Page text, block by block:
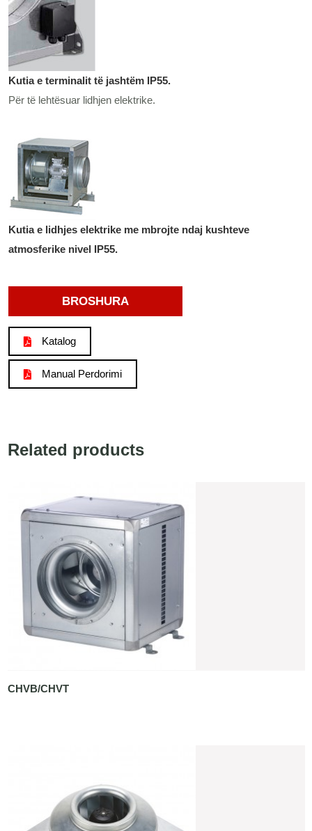
Kutia e terminalit të jashtëm IP55.
Për të lehtësuar lidhjen elektrike.
Kutia e lidhjes elektrike me mbrojte ndaj kushteve
atmosferike nivel IP55.
BROSHURA
Katalog
Manual Perdorimi
Related products
CHVB/CHVT